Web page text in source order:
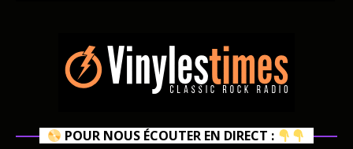
POUR NOUS ÉCOUTER EN DIRECT :